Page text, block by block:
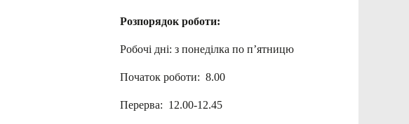
Розпорядок роботи:
Робочі дні: з понеділка по п’ятницю
Початок роботи: 8.00
Перерва: 12.00-12.45